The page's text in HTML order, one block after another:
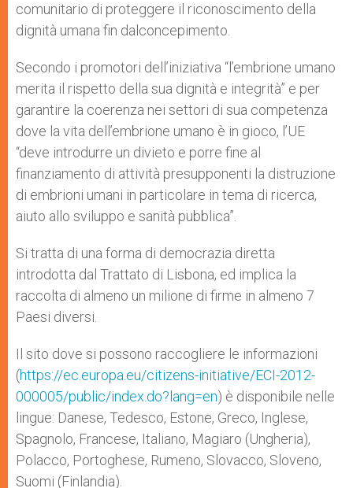
comunitario di proteggere il riconoscimento della
dignità umana fin dalconcepimento.
Secondo i promotori dell’iniziativa “l’embrione umano
merita il rispetto della sua dignità e integrità” e per
garantire la coerenza nei settori di sua competenza
dove la vita dell’embrione umano è in gioco, l’UE
“deve introdurre un divieto e porre fine al
finanziamento di attività presupponenti la distruzione
di embrioni umani in particolare in tema di ricerca,
aiuto allo sviluppo e sanità pubblica”.
Si tratta di una forma di democrazia diretta
introdotta dal Trattato di Lisbona, ed implica la
raccolta di almeno un milione di firme in almeno 7
Paesi diversi.
Il sito dove si possono raccogliere le informazioni
(https://ec.europa.eu/citizens-initiative/ECI-2012-
000005/public/index.do?lang=en) è disponibile nelle
lingue: Danese, Tedesco, Estone, Greco, Inglese,
Spagnolo, Francese, Italiano, Magiaro (Ungheria),
Polacco, Portoghese, Rumeno, Slovacco, Sloveno,
Suomi (Finlandia).